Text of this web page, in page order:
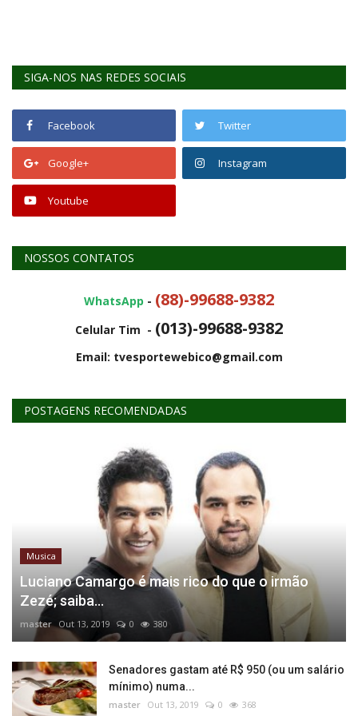
SIGA-NOS NAS REDES SOCIAIS
Facebook Twitter
Google+ Instagram
Youtube
NOSSOS CONTATOS
WhatsApp - (88)-99688-9382
Celular Tim - (013)-99688-9382
Email: tvesportewebico@gmail.com
POSTAGENS RECOMENDADAS
Musica
Luciano Camargo é mais rico do que o irmão
Zezé; saiba...
master Out 13, 2019 0 380
Senadores gastam até R$ 950 (ou um salário
mínimo) numa...
master Out 13, 2019 0 368